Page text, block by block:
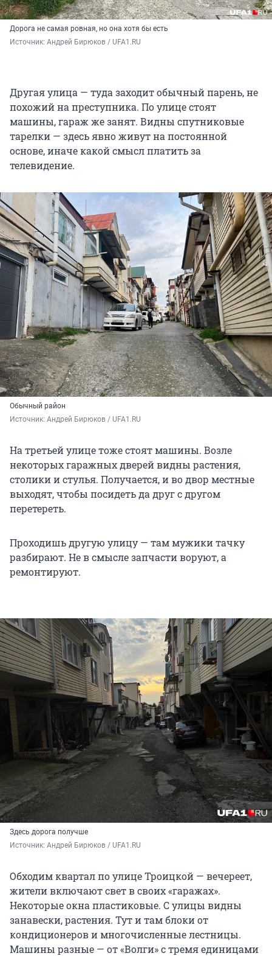
Дорога не самая ровная, но она хотя бы есть
Источник: Андрей Бирюков / UFA1.RU
Другая улица — туда заходит обычный парень, не
похожий на преступника. По улице стоят
машины, гараж же занят. Видны спутниковые
тарелки — здесь явно живут на постоянной
основе, иначе какой смысл платить за
телевидение.
Обычный район
Источник: Андрей Бирюков / UFA1.RU
На третьей улице тоже стоят машины. Возле
некоторых гаражных дверей видны растения,
столики и стулья. Получается, и во двор местные
выходят, чтобы посидеть да друг с другом
перетереть.
Проходишь другую улицу — там мужики тачку
разбирают. Не в смысле запчасти воруют, а
ремонтируют.
Здесь дорога получше
Источник: Андрей Бирюков / UFA1.RU
Обходим квартал по улице Троицкой — вечереет,
жители включают свет в своих «гаражах».
Некоторые окна пластиковые. С улицы видны
занавески, растения. Тут и там блоки от
кондиционеров и многочисленные лестницы.
Машины разные — от «Волги» с тремя единицами